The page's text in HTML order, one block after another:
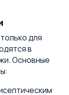
для
в
Основные